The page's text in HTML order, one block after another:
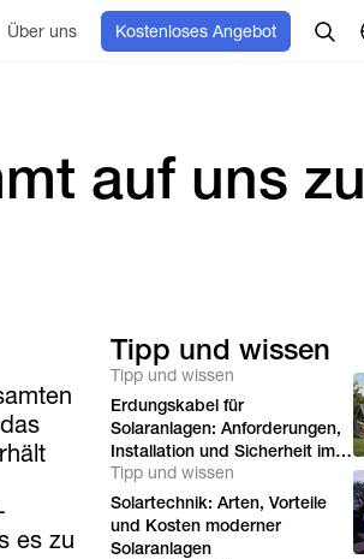
Über uns Kostenloses Angebot
auf uns zu
es zu
Tipp und wissen
Tipp und wissen
Erdungskabel für
Solaranlagen: Anforderungen,
Installation und Sicherheit im
Überblick
Tipp und wissen
Solartechnik: Arten, Vorteile
und Kosten moderner
Solaranlagen